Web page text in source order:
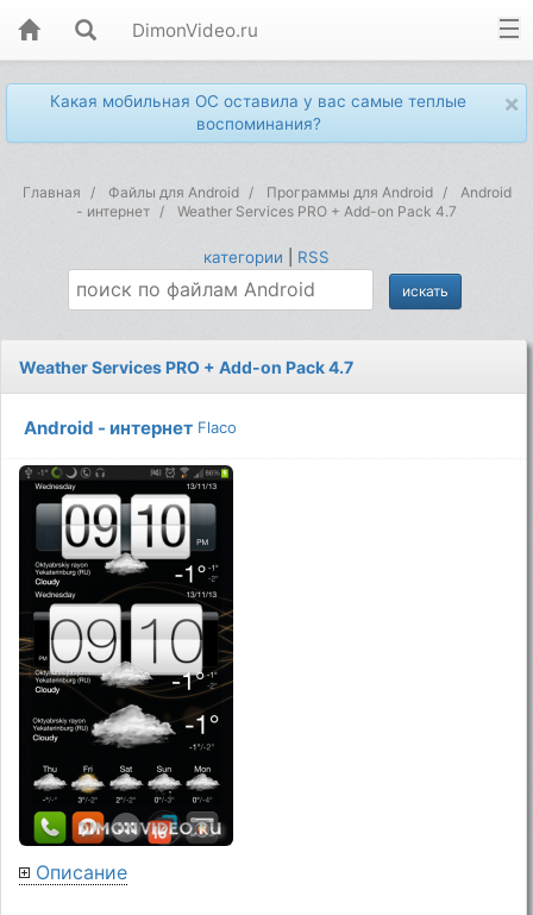
DimonVideo.ru
×
Какая мобильная ОС оставила у вас самые теплые
воспоминания?
Главная Файлы для Android Программы для Android
Android
- интернет
Weather Services PRO + Add-on Pack 4.7
категории RSS
Weather Services PRO + Add-on Pack 4.7
Android - интернет Flaco
Описание